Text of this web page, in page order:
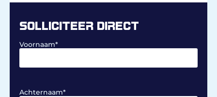
SOLLICITEER DIRECT
Voornaam*
Achternaam*